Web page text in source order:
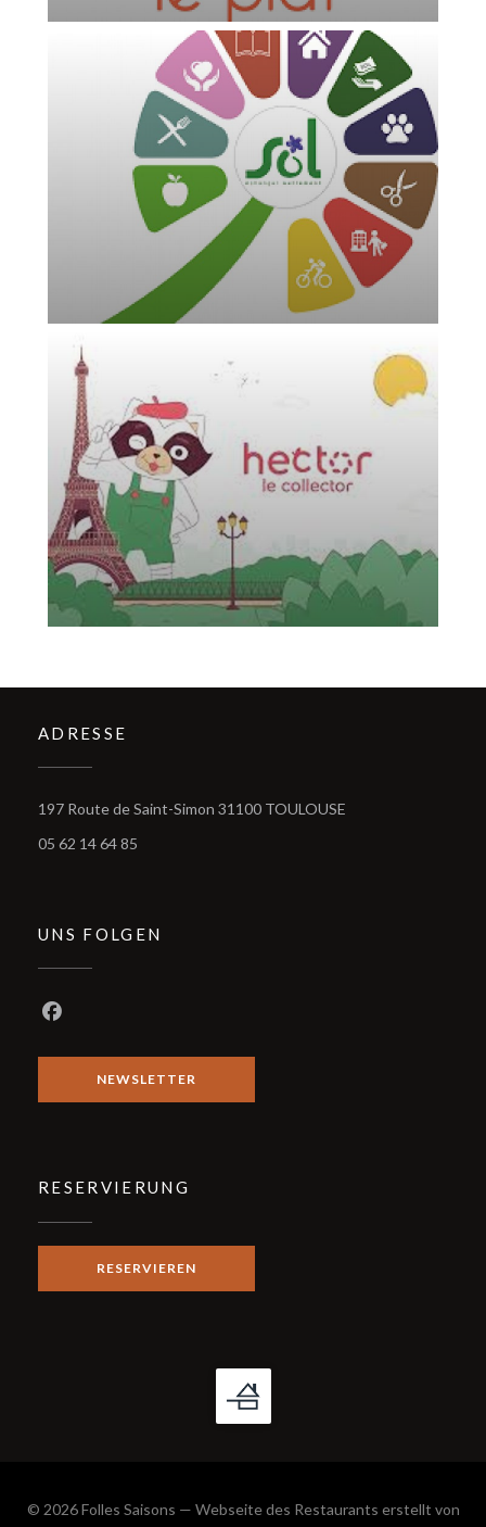
ADRESSE
197 Route de Saint-Simon 31100 TOULOUSE
05 62 14 64 85
UNS FOLGEN
NEWSLETTER
RESERVIERUNG
RESERVIEREN
© 2026 Folles Saisons — Webseite des Restaurants erstellt von